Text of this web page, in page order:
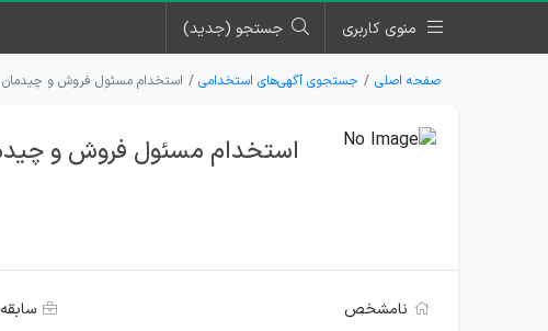
منوی کاربری جستجو (جدید)
صفحه اصلی جستجوی آگهی‌های استخدامی استخدام مسئول فروش و چیدمان
استخدام مسئول فروش و
نامشخص